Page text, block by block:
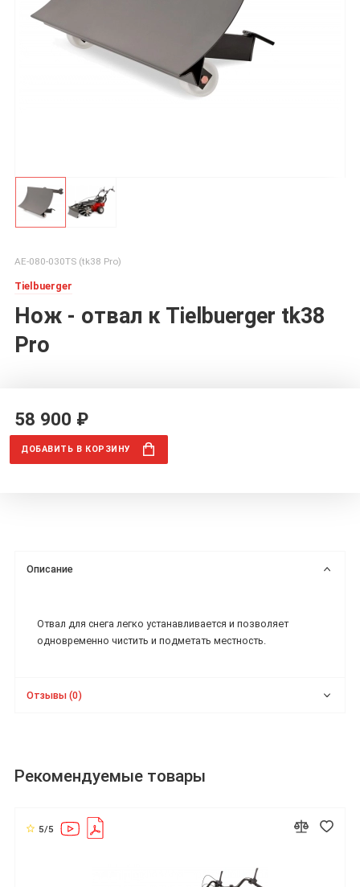
AE-080-030TS (tk38 Pro)
Tielbuerger
Нож - отвал к Tielbuerger tk38
Pro
58 900 ₽
ДОБАВИТЬ В КОРЗИНУ
Описание
Отвал для снега легко устанавливается и позволяет
одновременно чистить и подметать местность.
Отзывы (0)
Рекомендуемые товары
5/5